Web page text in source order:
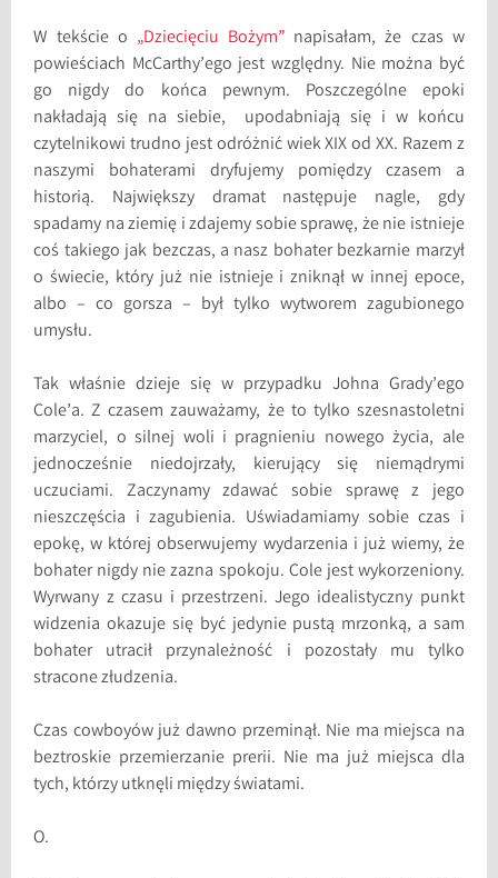
W tekście o „Dziecięciu Bożym” napisałam, że czas w
powieściach McCarthy’ego jest względny. Nie można być
go nigdy do końca pewnym. Poszczególne epoki
nakładają się na siebie, upodabniają się i w końcu
czytelnikowi trudno jest odróżnić wiek XIX od XX. Razem z
naszymi bohaterami dryfujemy pomiędzy czasem a
historią. Największy dramat następuje nagle, gdy
spadamy na ziemię i zdajemy sobie sprawę, że nie istnieje
coś takiego jak bezczas, a nasz bohater bezkarnie marzył
o świecie, który już nie istnieje i zniknął w innej epoce,
albo – co gorsza – był tylko wytworem zagubionego
umysłu.
Tak właśnie dzieje się w przypadku Johna Grady’ego
Cole’a. Z czasem zauważamy, że to tylko szesnastoletni
marzyciel, o silnej woli i pragnieniu nowego życia, ale
jednocześnie niedojrzały, kierujący się niemądrymi
uczuciami. Zaczynamy zdawać sobie sprawę z jego
nieszczęścia i zagubienia. Uświadamiamy sobie czas i
epokę, w której obserwujemy wydarzenia i już wiemy, że
bohater nigdy nie zazna spokoju. Cole jest wykorzeniony.
Wyrwany z czasu i przestrzeni. Jego idealistyczny punkt
widzenia okazuje się być jedynie pustą mrzonką, a sam
bohater utracił przynależność i pozostały mu tylko
stracone złudzenia.
Czas cowboyów już dawno przeminął. Nie ma miejsca na
beztroskie przemierzanie prerii. Nie ma już miejsca dla
tych, którzy utknęli między światami.
O.